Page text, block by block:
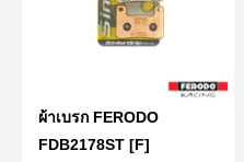
ผ้าเบรก FERODO
FDB2178ST [F]